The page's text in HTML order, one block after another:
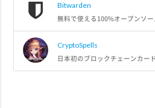
Bitwarden
無料で使える100%オープンソ
CryptoSpells
日本初のブロックチェーンカー